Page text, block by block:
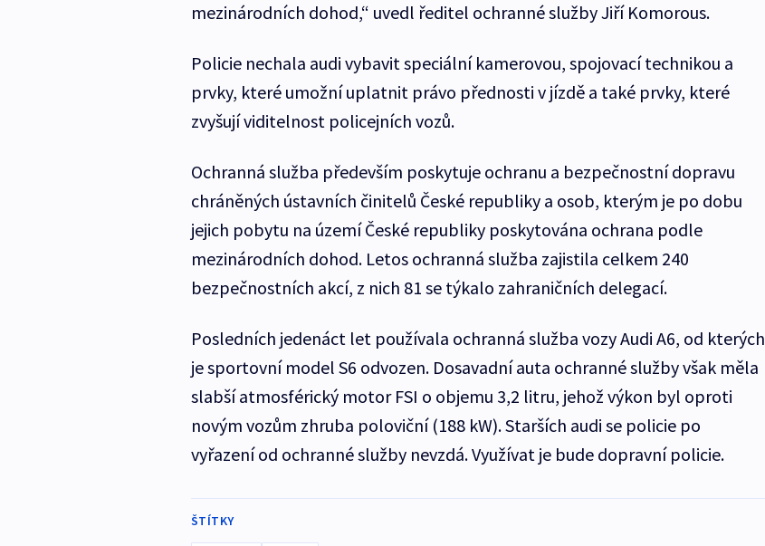
mezinárodních dohod,“ uvedl ředitel ochranné služby Jiří Komorous.
Policie nechala audi vybavit speciální kamerovou, spojovací technikou a
prvky, které umožní uplatnit právo přednosti v jízdě a také prvky, které
zvyšují viditelnost policejních vozů.
Ochranná služba především poskytuje ochranu a bezpečnostní dopravu
chráněných ústavních činitelů České republiky a osob, kterým je po dobu
jejich pobytu na území České republiky poskytována ochrana podle
mezinárodních dohod. Letos ochranná služba zajistila celkem 240
bezpečnostních akcí, z nich 81 se týkalo zahraničních delegací.
Posledních jedenáct let používala ochranná služba vozy Audi A6, od kterých
je sportovní model S6 odvozen. Dosavadní auta ochranné služby však měla
slabší atmosférický motor FSI o objemu 3,2 litru, jehož výkon byl oproti
novým vozům zhruba poloviční (188 kW). Starších audi se policie po
vyřazení od ochranné služby nevzdá. Využívat je bude dopravní policie.
ŠTÍTKY